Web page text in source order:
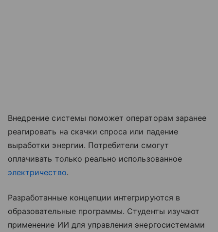
Внедрение системы поможет операторам заранее
реагировать на скачки спроса или падение
выработки энергии. Потребители смогут
оплачивать только реально использованное
электричество.
Разработанные концепции интегрируются в
образовательные программы. Студенты изучают
применение ИИ для управления энергосистемами